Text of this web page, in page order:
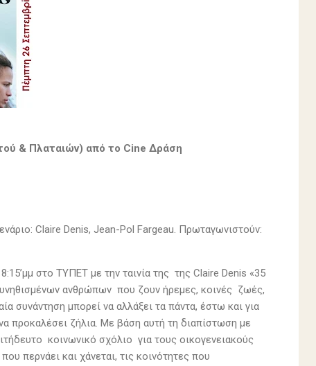
& Πλαταιών) από το Cine Δράση
Claire Denis, Jean-Pol Fargeau. Πρωταγωνιστούν:
στο ΤΥΠΕΤ με την ταινία της της Claire Denis «35
ανθρώπων που ζουν ήρεμες, κοινές ζωές,
συνάντηση μπορεί να αλλάξει τα πάντα, έστω και για
προκαλέσει ζήλια. Με βάση αυτή τη διαπίστωση με
κοινωνικό σχόλιο για τους οικογενειακούς
περνάει και χάνεται, τις κοινότητες που